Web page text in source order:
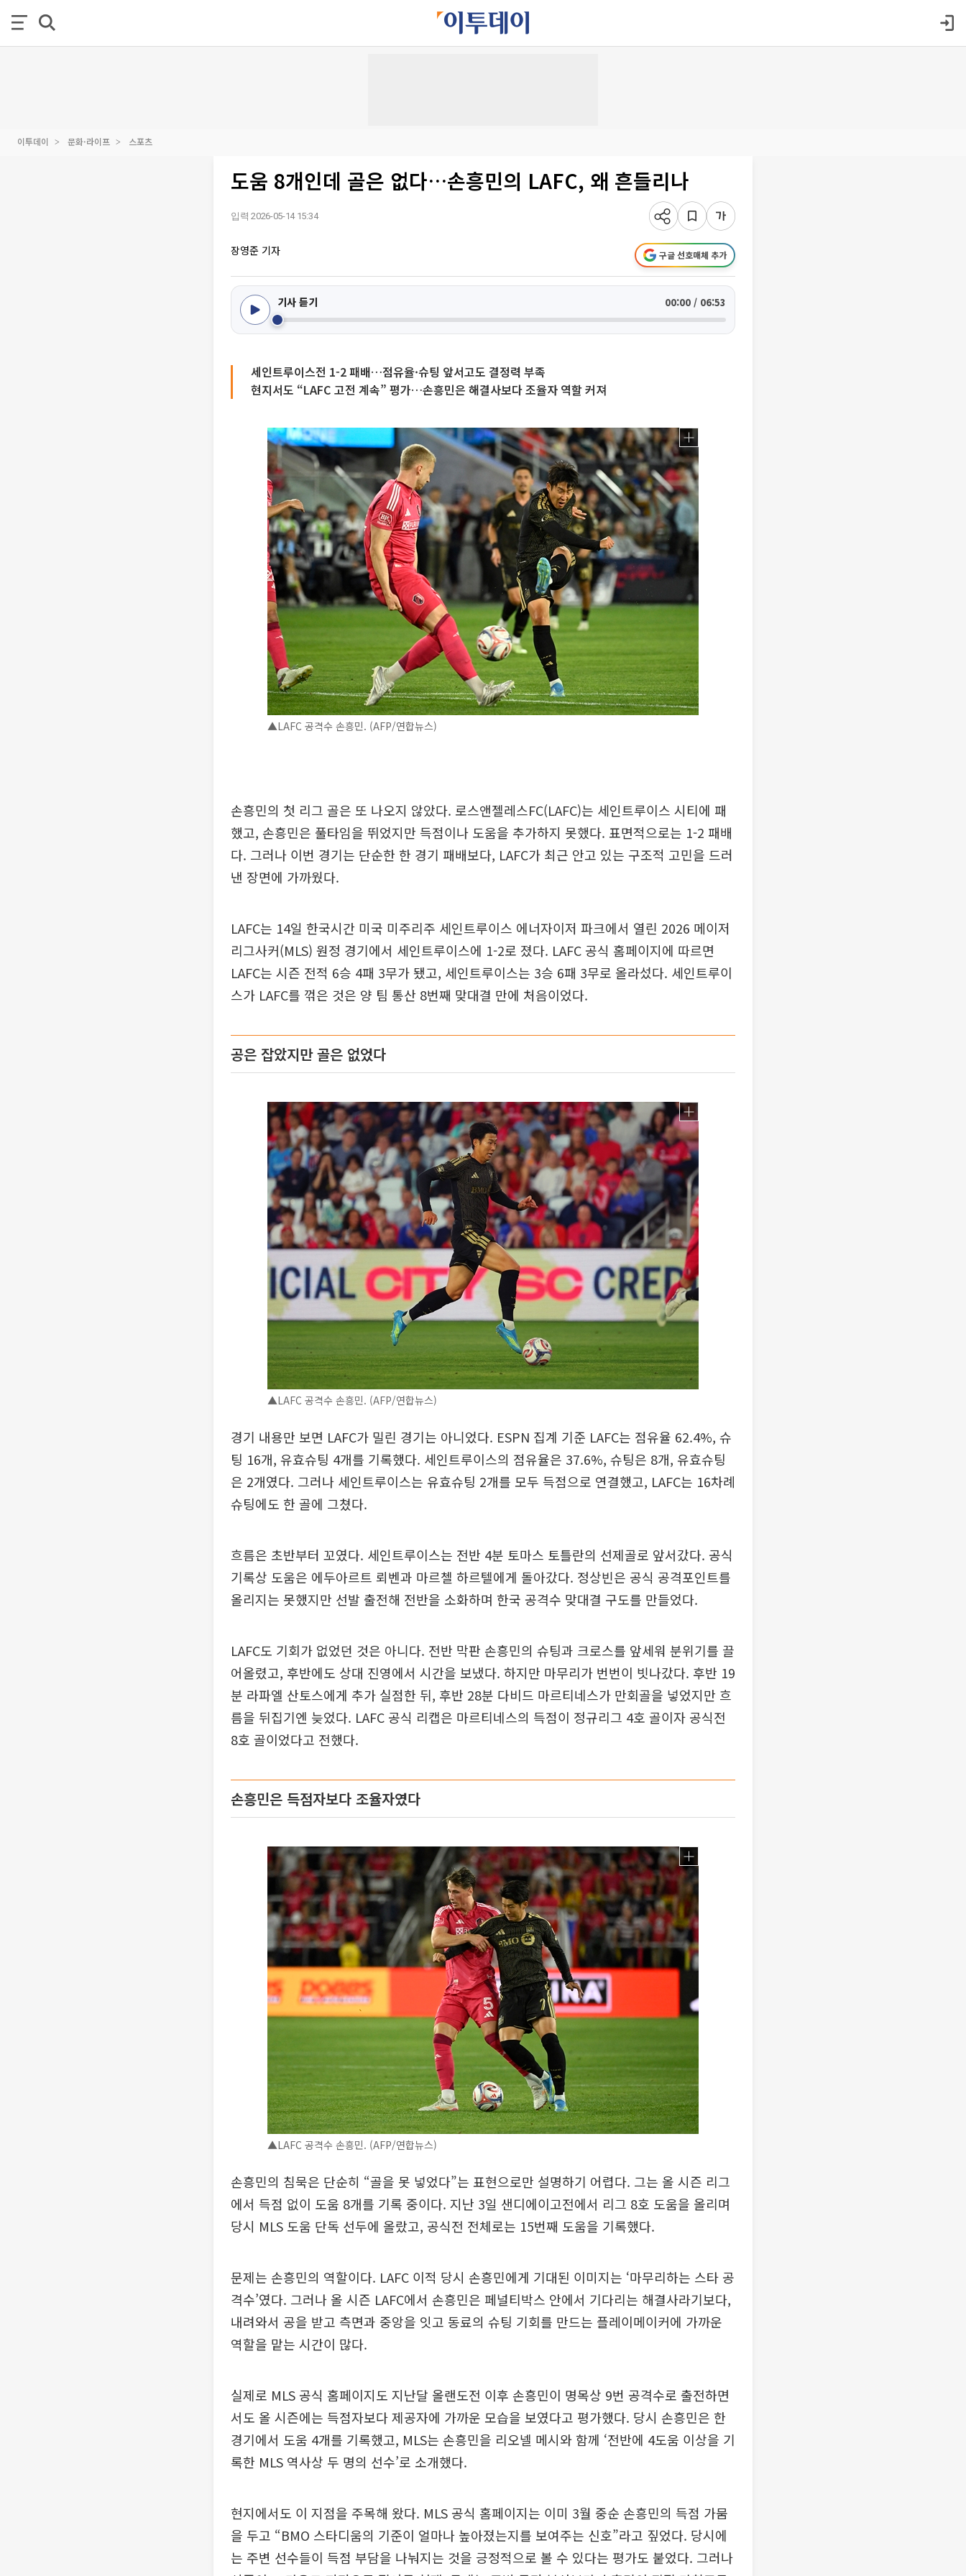
이투데이 문화·라이프 스포츠
도움 8개인데 골은 없다…손흥민의 LAFC, 왜 흔들리나
입력 2026-05-14 15:34
장영준 기자 구글 선호매체 추가
기사 듣기 00:00 / 06:53
세인트루이스전 1-2 패배…점유율·슈팅 앞서고도 결정력 부족
현지서도 “LAFC 고전 계속” 평가…손흥민은 해결사보다 조율자 역할 커져
▲LAFC 공격수 손흥민. (AFP/연합뉴스)
손흥민의 첫 리그 골은 또 나오지 않았다. 로스앤젤레스FC(LAFC)는 세인트루이스 시티에 패
했고, 손흥민은 풀타임을 뛰었지만 득점이나 도움을 추가하지 못했다. 표면적으로는 1-2 패배
다. 그러나 이번 경기는 단순한 한 경기 패배보다, LAFC가 최근 안고 있는 구조적 고민을 드러
낸 장면에 가까웠다.
LAFC는 14일 한국시간 미국 미주리주 세인트루이스 에너자이저 파크에서 열린 2026 메이저
리그사커(MLS) 원정 경기에서 세인트루이스에 1-2로 졌다. LAFC 공식 홈페이지에 따르면
LAFC는 시즌 전적 6승 4패 3무가 됐고, 세인트루이스는 3승 6패 3무로 올라섰다. 세인트루이
스가 LAFC를 꺾은 것은 양 팀 통산 8번째 맞대결 만에 처음이었다.
공은 잡았지만 골은 없었다
▲LAFC 공격수 손흥민. (AFP/연합뉴스)
경기 내용만 보면 LAFC가 밀린 경기는 아니었다. ESPN 집계 기준 LAFC는 점유율 62.4%, 슈
팅 16개, 유효슈팅 4개를 기록했다. 세인트루이스의 점유율은 37.6%, 슈팅은 8개, 유효슈팅
은 2개였다. 그러나 세인트루이스는 유효슈팅 2개를 모두 득점으로 연결했고, LAFC는 16차례
슈팅에도 한 골에 그쳤다.
흐름은 초반부터 꼬였다. 세인트루이스는 전반 4분 토마스 토틀란의 선제골로 앞서갔다. 공식
기록상 도움은 에두아르트 뢰벤과 마르첼 하르텔에게 돌아갔다. 정상빈은 공식 공격포인트를
올리지는 못했지만 선발 출전해 전반을 소화하며 한국 공격수 맞대결 구도를 만들었다.
LAFC도 기회가 없었던 것은 아니다. 전반 막판 손흥민의 슈팅과 크로스를 앞세워 분위기를 끌
어올렸고, 후반에도 상대 진영에서 시간을 보냈다. 하지만 마무리가 번번이 빗나갔다. 후반 19
분 라파엘 산토스에게 추가 실점한 뒤, 후반 28분 다비드 마르티네스가 만회골을 넣었지만 흐
름을 뒤집기엔 늦었다. LAFC 공식 리캡은 마르티네스의 득점이 정규리그 4호 골이자 공식전
8호 골이었다고 전했다.
손흥민은 득점자보다 조율자였다
▲LAFC 공격수 손흥민. (AFP/연합뉴스)
손흥민의 침묵은 단순히 “골을 못 넣었다”는 표현으로만 설명하기 어렵다. 그는 올 시즌 리그
에서 득점 없이 도움 8개를 기록 중이다. 지난 3일 샌디에이고전에서 리그 8호 도움을 올리며
당시 MLS 도움 단독 선두에 올랐고, 공식전 전체로는 15번째 도움을 기록했다.
문제는 손흥민의 역할이다. LAFC 이적 당시 손흥민에게 기대된 이미지는 ‘마무리하는 스타 공
격수’였다. 그러나 올 시즌 LAFC에서 손흥민은 페널티박스 안에서 기다리는 해결사라기보다,
내려와서 공을 받고 측면과 중앙을 잇고 동료의 슈팅 기회를 만드는 플레이메이커에 가까운
역할을 맡는 시간이 많다.
실제로 MLS 공식 홈페이지도 지난달 올랜도전 이후 손흥민이 명목상 9번 공격수로 출전하면
서도 올 시즌에는 득점자보다 제공자에 가까운 모습을 보였다고 평가했다. 당시 손흥민은 한
경기에서 도움 4개를 기록했고, MLS는 손흥민을 리오넬 메시와 함께 ‘전반에 4도움 이상을 기
록한 MLS 역사상 두 명의 선수’로 소개했다.
현지에서도 이 지점을 주목해 왔다. MLS 공식 홈페이지는 이미 3월 중순 손흥민의 득점 가뭄
을 두고 “BMO 스타디움의 기준이 얼마나 높아졌는지를 보여주는 신호”라고 짚었다. 당시에
는 주변 선수들이 득점 부담을 나눠지는 것을 긍정적으로 볼 수 있다는 평가도 붙었다. 그러나